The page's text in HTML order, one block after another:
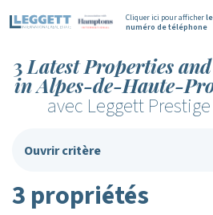
Cliquer ici pour afficherle
numéro de téléphone
3 Latest Properties
in Alpes-de-Haute-
avec Leggett
Ouvrir critère
3 propriétés